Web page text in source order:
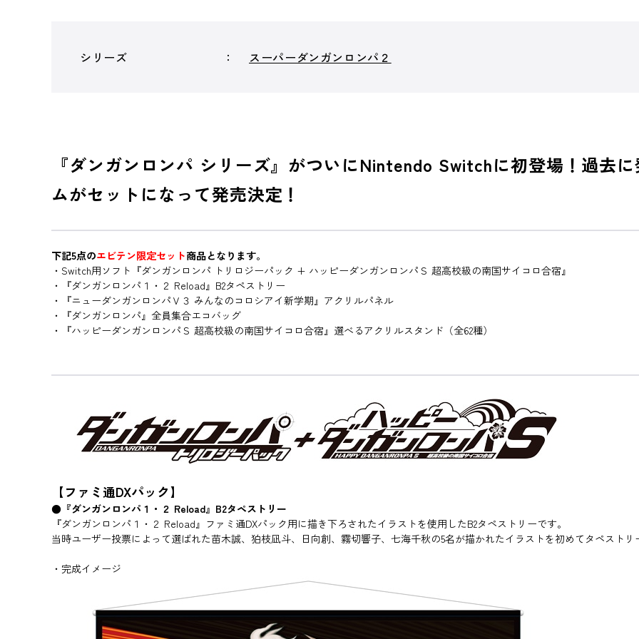
シリーズ スーパーダンガンロンパ２
『ダンガンロンパ シリーズ』がついにNintendo Switchに初登場！過去
ムがセットになって発売決定！
下記5点のエビテン限定セット商品となります。
・Switch用ソフト『ダンガンロンパ トリロジーパック + ハッピーダンガンロンパＳ 超高校級の南国サイコロ合宿』
・『ダンガンロンパ１・２ Reload』B2タペストリー
・『ニューダンガンロンパＶ３ みんなのコロシアイ新学期』アクリルパネル
・『ダンガンロンパ』全員集合エコバッグ
・『ハッピーダンガンロンパＳ 超高校級の南国サイコロ合宿』選べるアクリルスタンド（全62種）
【ファミ通DXパック】
●『ダンガンロンパ１・２ Reload』B2タペストリー
『ダンガンロンパ１・２ Reload』ファミ通DXパック用に描き下ろされたイラストを使用したB2タペストリーです。
当時ユーザー投票によって選ばれた苗木誠、狛枝凪斗、日向創、霧切響子、七海千秋の5名が描かれたイラストを初めてタペストリ
・完成イメージ